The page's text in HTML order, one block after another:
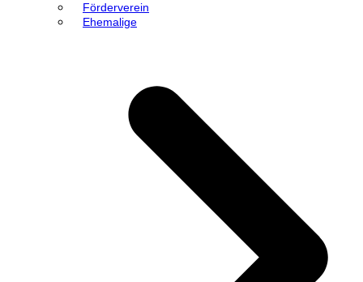
Förderverein
Ehemalige